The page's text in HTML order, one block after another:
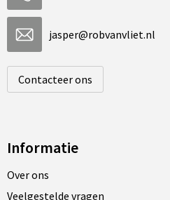
jasper@robvanvliet.nl
Contacteer ons
Informatie
Over ons
Veelgestelde vragen